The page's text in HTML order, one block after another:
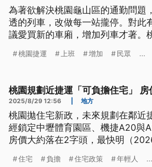
為著欲解決桃園龜山區的通勤問題
透的列車，改做每一站攏停。對此
議愛買新的車廂，增加列車才著。
桃園捷運 上班 增加 民眾 ...
桃園規劃近捷運「可負擔住宅」 房
2025/8/29 12:56 地方
桃園拋住宅新政，未來規劃在鄰近
經鎖定中壢體育園區、機捷A20與
房價大約落在2字頭，最快明（
住宅 負擔 住宅政策 年輕人 ...